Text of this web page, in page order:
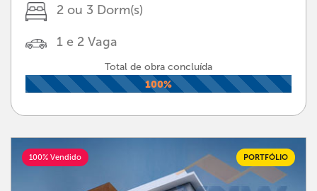
2 ou 3 Dorm(s)
1 e 2 Vaga
Total de obra concluída
100%
100% Vendido PORTFÓLIO